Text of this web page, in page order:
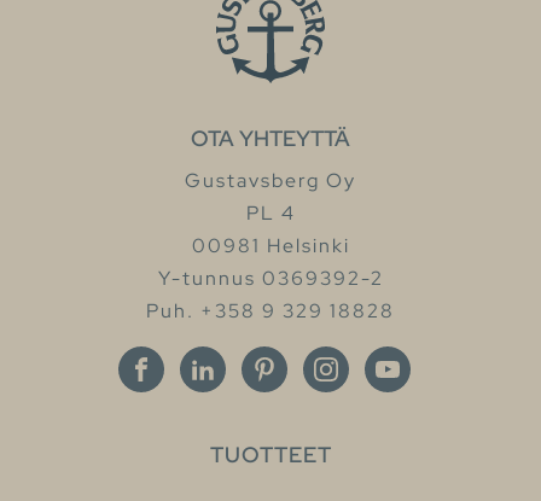
OTA YHTEYTTÄ
Gustavsberg Oy
PL 4
00981 Helsinki
Y-tunnus 0369392-2
Puh. +358 9 329 18828
TUOTTEET